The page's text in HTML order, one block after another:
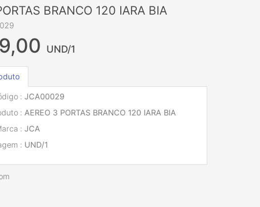
BRANCO 120 IARA BIA
UND/1
: JCA00029
: AEREO 3 PORTAS BRANCO 120 IARA BIA
: JCA
: UND/1